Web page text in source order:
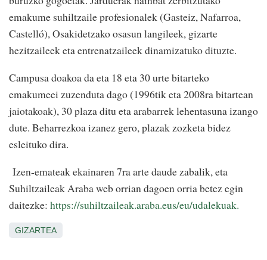
emakume suhiltzaile profesionalek (Gasteiz, Nafarroa,
Castelló), Osakidetzako osasun langileek, gizarte
hezitzaileek eta entrenatzaileek dinamizatuko dituzte.
Campusa doakoa da eta 18 eta 30 urte bitarteko
emakumeei zuzenduta dago (1996tik eta 2008ra bitartean
jaiotakoak), 30 plaza ditu eta arabarrek lehentasuna izango
dute. Beharrezkoa izanez gero, plazak zozketa bidez
esleituko dira.
Izen-emateak ekainaren 7ra arte daude zabalik, eta
Suhiltzaileak Araba web orrian dagoen orria betez egin
daitezke: https://suhiltzaileak.araba.eus/eu/udalekuak.
GIZARTEA